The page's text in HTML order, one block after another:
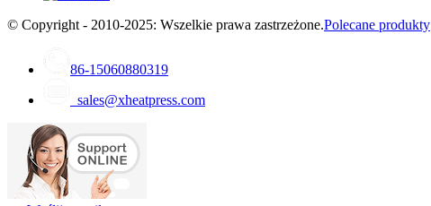
© Copyright - 2010-2025: Wszelkie prawa zastrzeżone.Polecane produkty
86-15060880319
sales@xheatpress.com